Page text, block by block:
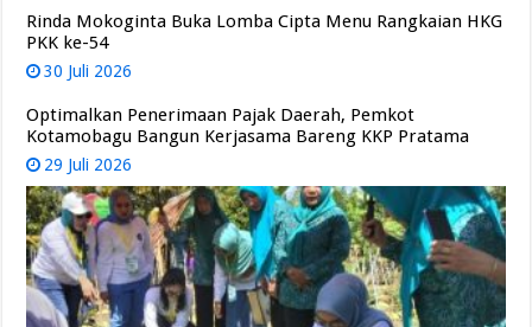
Rinda Mokoginta Buka Lomba Cipta Menu Rangkaian HKG
PKK ke-54
30 Juli 2026
Optimalkan Penerimaan Pajak Daerah, Pemkot
Kotamobagu Bangun Kerjasama Bareng KKP Pratama
29 Juli 2026